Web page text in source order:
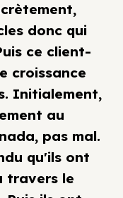
donc qui
ce client-
croissance
Initialement,
au
pas mal.
qu'ils ont
travers le